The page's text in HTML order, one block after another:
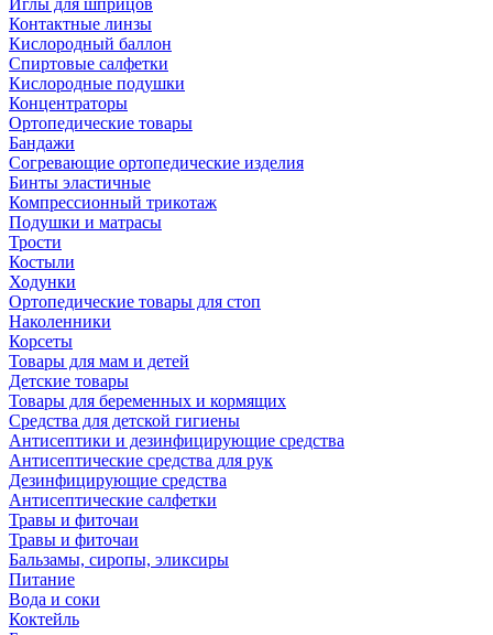
Иглы для шприцов
Контактные линзы
Кислородный баллон
Спиртовые салфетки
Кислородные подушки
Концентраторы
Ортопедические товары
Бандажи
Согревающие ортопедические изделия
Бинты эластичные
Компрессионный трикотаж
Подушки и матрасы
Трости
Костыли
Ходунки
Ортопедические товары для стоп
Наколенники
Корсеты
Товары для мам и детей
Детские товары
Товары для беременных и кормящих
Средства для детской гигиены
Антисептики и дезинфицирующие средства
Антисептические средства для рук
Дезинфицирующие средства
Антисептические салфетки
Травы и фиточаи
Травы и фиточаи
Бальзамы, сиропы, эликсиры
Питание
Вода и соки
Коктейль